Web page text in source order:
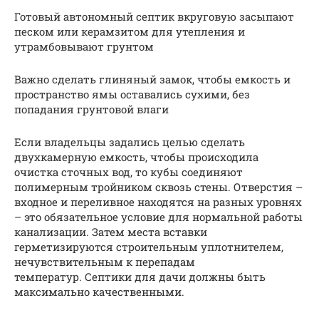
Готовый автономный септик вкруговую засыпают
песком или керамзитом для утепления и
утрамбовывают грунтом
Важно сделать глиняный замок, чтобы емкость и
пространство ямы оставались сухими, без
попадания грунтовой влаги
Если владельцы задались целью сделать
двухкамерную емкость, чтобы происходила
очистка сточных вод, то кубы соединяют
полимерным тройником сквозь стены. Отверстия –
входное и переливное находятся на разных уровнях
– это обязательное условие для нормальной работы
канализации. Затем места вставки
герметизируются строительным уплотнителем,
нечувствительным к перепадам
температур. Септики для дачи должны быть
максимально качественными.